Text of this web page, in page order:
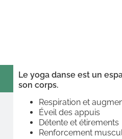
Le yoga danse est un
son corps.
Respiration et
Éveil des appuis
Détente et étirements
Renforcement